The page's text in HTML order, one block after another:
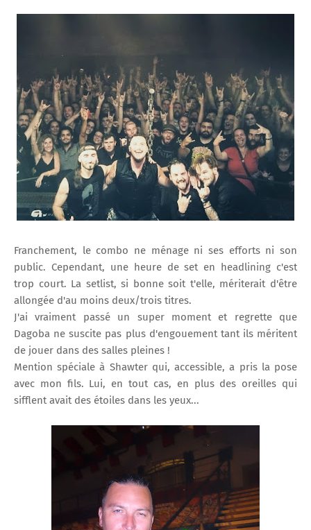
Franchement, le combo ne ménage ni ses efforts ni son
public. Cependant, une heure de set en headlining c'est
trop court. La setlist, si bonne soit t'elle, mériterait d'être
allongée d'au moins deux/trois titres.
J'ai vraiment passé un super moment et regrette que
Dagoba ne suscite pas plus d'engouement tant ils méritent
de jouer dans des salles pleines !
Mention spéciale à Shawter qui, accessible, a pris la pose
avec mon fils. Lui, en tout cas, en plus des oreilles qui
sifflent avait des étoiles dans les yeux...